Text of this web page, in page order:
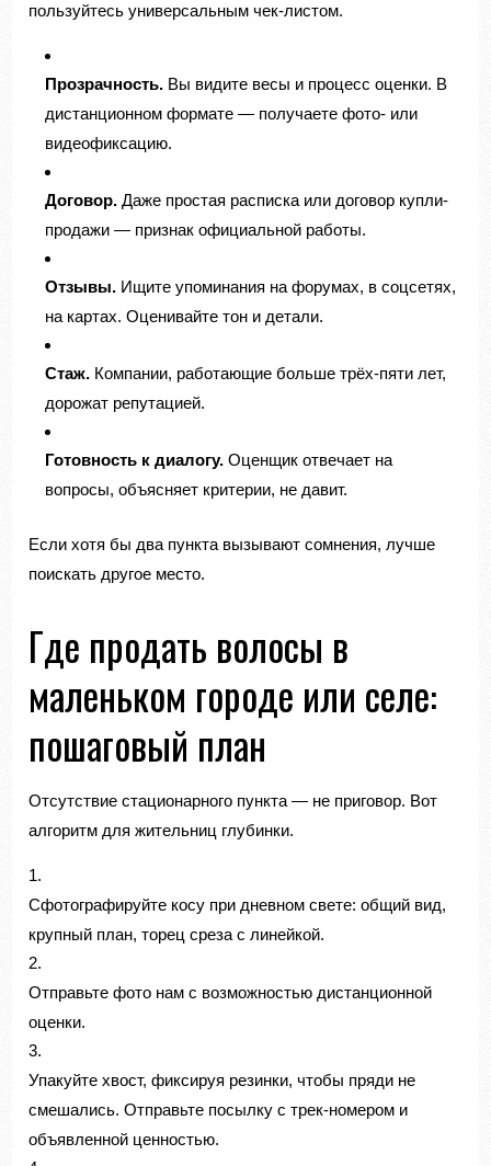
пользуйтесь универсальным чек-листом.
Прозрачность. Вы видите весы и процесс оценки. В
дистанционном формате — получаете фото- или
видеофиксацию.
Договор. Даже простая расписка или договор купли-
продажи — признак официальной работы.
Отзывы. Ищите упоминания на форумах, в соцсетях,
на картах. Оценивайте тон и детали.
Стаж. Компании, работающие больше трёх-пяти лет,
дорожат репутацией.
Готовность к диалогу. Оценщик отвечает на
вопросы, объясняет критерии, не давит.
Если хотя бы два пункта вызывают сомнения, лучше
поискать другое место.
Где продать волосы в
маленьком городе или селе:
пошаговый план
Отсутствие стационарного пункта — не приговор. Вот
алгоритм для жительниц глубинки.
Сфотографируйте косу при дневном свете: общий вид,
крупный план, торец среза с линейкой.
Отправьте фото нам с возможностью дистанционной
оценки.
Упакуйте хвост, фиксируя резинки, чтобы пряди не
смешались. Отправьте посылку с трек-номером и
объявленной ценностью.